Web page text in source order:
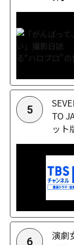
5
TO
ット
6
演劇